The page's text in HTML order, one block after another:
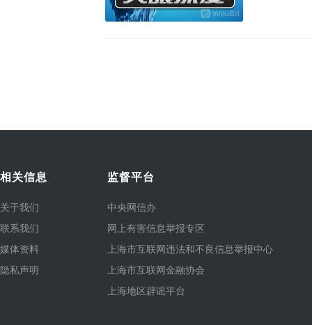
相关信息
关于我们
联系我们
媒体资料
隐私声明
监督平台
中央网信办
网上有害信息举报专区
上海市互联网违法和不良信息举报中心
上海市互联网金融协会
上海地区辟谣平台